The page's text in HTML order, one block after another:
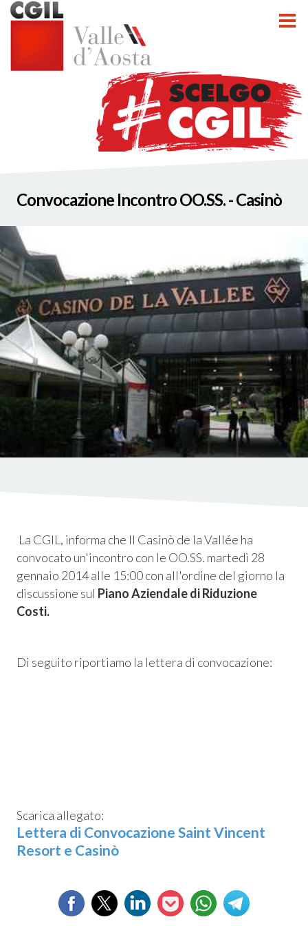
Convocazione Incontro OO.SS. - Casinò
La CGIL, informa che Il Casinò de la Vallée ha
convocato un'incontro con le OO.SS. martedì 28
gennaio 2014 alle 15:00 con all'ordine del giorno la
discussione sul Piano Aziendale di Riduzione
Costi.
Di seguito riportiamo la lettera di convocazione:
Scarica allegato:
Lettera di Convocazione Saint Vincent
Resort e Casinò
INCA